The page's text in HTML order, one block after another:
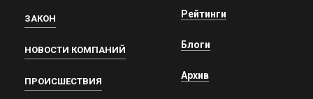
ЗАКОН
НОВОСТИ КОМПАНИЙ
ПРОИСШЕСТВИЯ
Рейтинги
Блоги
Архив